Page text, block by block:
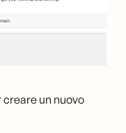
un nuovo